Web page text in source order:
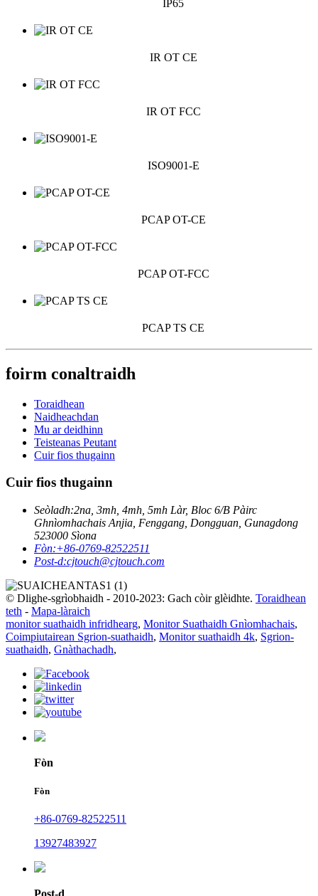
IP65
IR OT CE
IR OT FCC
ISO9001-E
PCAP OT-CE
PCAP OT-FCC
PCAP TS CE
foirm conaltraidh
Toraidhean
Naidheachdan
Mu ar deidhinn
Teisteanas Peutant
Cuir fios thugainn
Cuir fios thugainn
Seòladh:2na, 3mh, 4mh, 5mh Làr, Bloc 6/B Pàirc
Ghnìomhachais Anjia, Fenggang, Dongguan, Gunagdong
523000 Sìona
Fòn:+86-0769-82522511
Post-d:cjtouch@cjtouch.com
© Dlighe-sgrìobhaidh - 2010-2023: Gach còir glèidhte. Toraidhean
teth - Mapa-làraich
monitor suathaidh infridhearg, Monitor Suathaidh Gnìomhachais,
Coimpiutairean Sgrion-suathaidh, Monitor suathaidh 4k, Sgrion-
suathaidh, Gnàthachadh,
Fòn
Fòn
+86-0769-82522511
13927483927
Post-d